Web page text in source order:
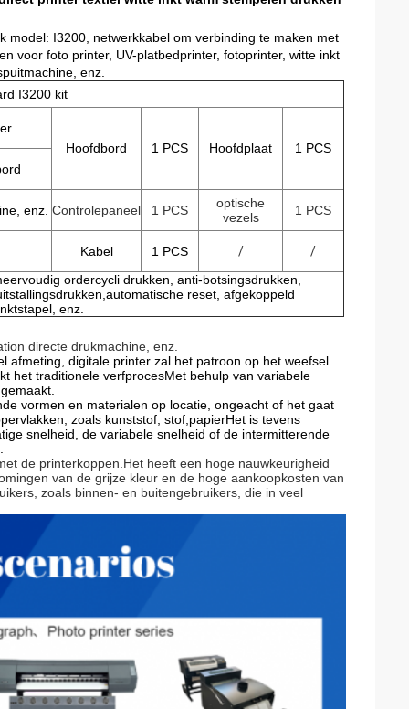
model: I3200, netwerkkabel om verbinding te maken met
voor foto printer, UV-platbedprinter, fotoprinter, witte inkt
enz.
I3200 kit
Hoofdbord
1 PCS Hoofdplaat
1 PCS
enz. Controlepaneel 1 PCS
optische
vezels
1 PCS
Kabel 1 PCS / /
ordercycli drukken, anti-botsingsdrukken,
reset, afgekoppeld
enz.
directe drukmachine, enz.
afmeting, digitale printer zal het patroon op het weefsel
het traditionele verfprocesMet behulp van variabele
vormen en materialen op locatie, ongeacht of het gaat
zoals kunststof, stof,papierHet is tevens
snelheid, de variabele snelheid of de intermitterende
de printerkoppen.Het heeft een hoge nauwkeurigheid
van de grijze kleur en de hoge aankoopkosten van
zoals binnen- en buitengebruikers, die in veel